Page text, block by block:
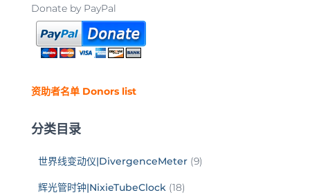
Donate by PayPal
资助者名单 Donors list
分类目录
世界线变动仪|DivergenceMeter (9)
辉光管时钟|NixieTubeClock (18)